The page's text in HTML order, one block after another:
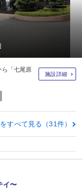
「七尾原
施設詳細
すべて見る（31件）
イ〜